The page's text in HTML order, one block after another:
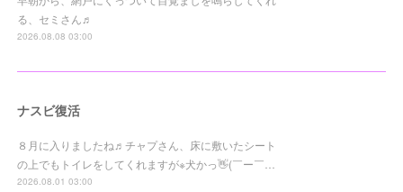
る、セミさん♬
2026.08.08 03:00
ナスビ復活
８月に入りましたね♬チャプさん、床に敷いたシート
の上でもトイレをしてくれますが※犬かっ👋(￣ー￣…
2026.08.01 03:00